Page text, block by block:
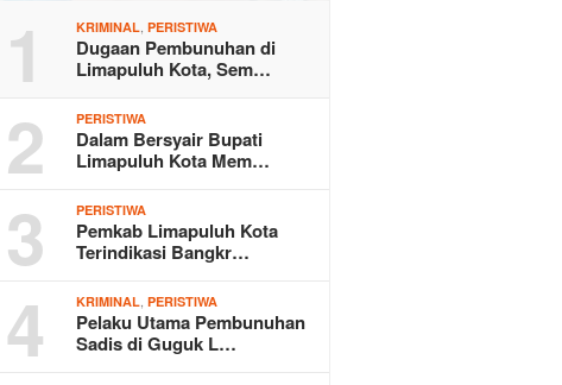
1 KRIMINAL,PERISTIWA
Dugaan Pembunuhan di
Limapuluh Kota, Sem…
2 PERISTIWA
Dalam Bersyair Bupati
Limapuluh Kota Mem…
3 PERISTIWA
Pemkab Limapuluh Kota
Terindikasi Bangkr…
4 KRIMINAL,PERISTIWA
Pelaku Utama Pembunuhan
Sadis di Guguk L…